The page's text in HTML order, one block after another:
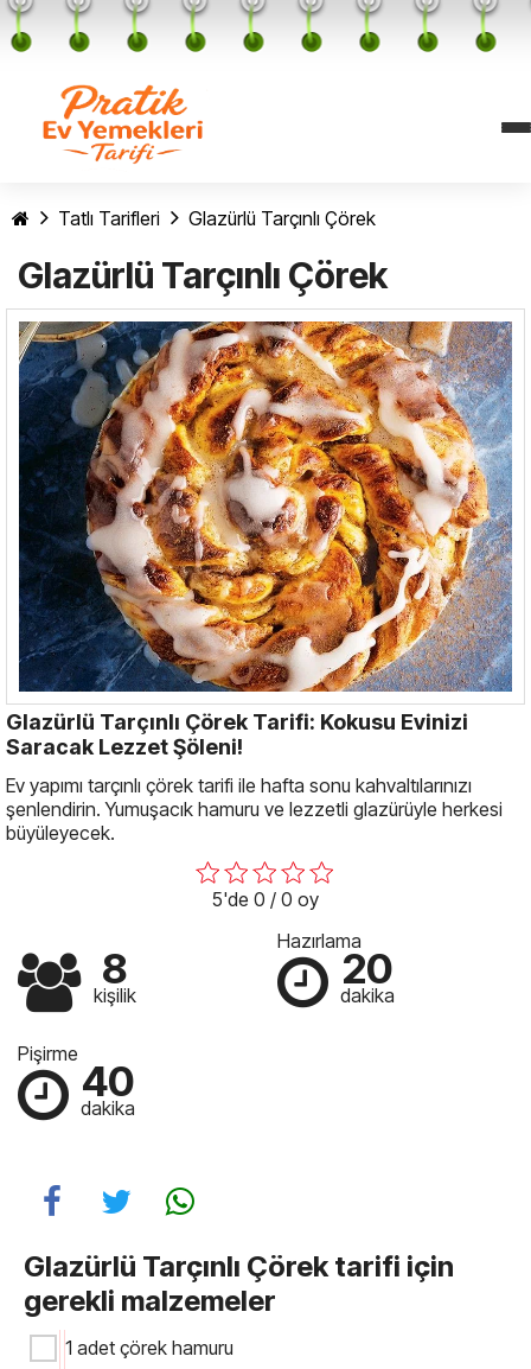
Tatlı Tarifleri Glazürlü Tarçınlı Çörek
Glazürlü Tarçınlı Çörek
Glazürlü Tarçınlı Çörek Tarifi: Kokusu Evinizi
Saracak Lezzet Şöleni!
Ev yapımı tarçınlı çörek tarifi ile hafta sonu kahvaltılarınızı
şenlendirin. Yumuşacık hamuru ve lezzetli glazürüyle herkesi
büyüleyecek.
5'de 0 / 0 oy
8
kişilik
Hazırlama
20
dakika
Pişirme
40
dakika
Glazürlü Tarçınlı Çörek tarifi için
gerekli malzemeler
1 adet çörek hamuru